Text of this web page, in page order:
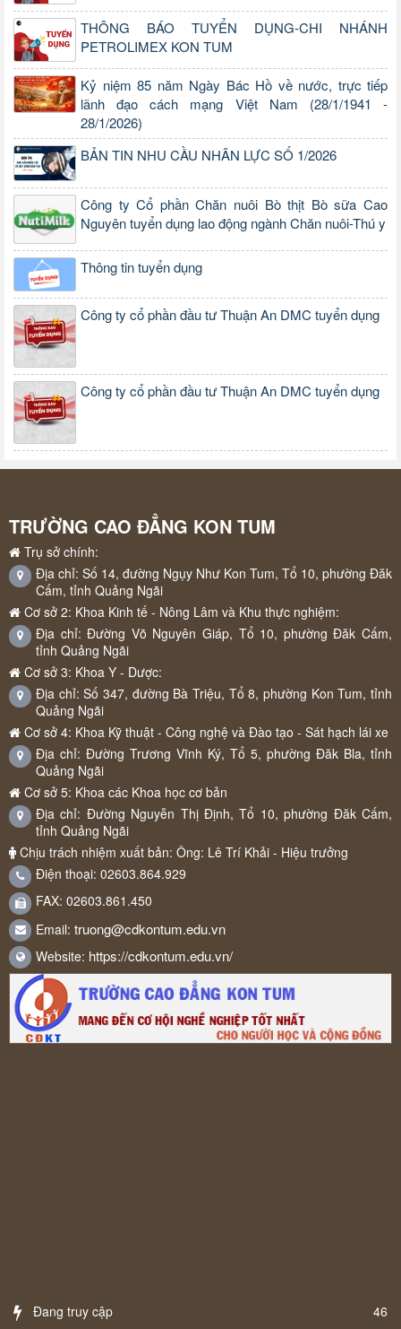
THÔNG BÁO TUYỂN DỤNG-CHI NHÁNH
PETROLIMEX KON TUM
Kỷ niệm 85 năm Ngày Bác Hồ về nước, trực tiếp
lãnh đạo cách mạng Việt Nam (28/1/1941 -
28/1/2026)
BẢN TIN NHU CẦU NHÂN LỰC SỐ 1/2026
Công ty Cổ phần Chăn nuôi Bò thịt Bò sữa Cao
Nguyên tuyển dụng lao động ngành Chăn nuôi-Thú y
Thông tin tuyển dụng
Công ty cổ phần đầu tư Thuận An DMC tuyển dụng
Công ty cổ phần đầu tư Thuận An DMC tuyển dụng
TRƯỜNG CAO ĐẲNG KON TUM
Trụ sở chính:
Địa chỉ: Số 14, đường Ngụy Như Kon Tum, Tổ 10, phường Đăk
Cấm, tỉnh Quảng Ngãi
Cơ sở 2: Khoa Kinh tế - Nông Lâm và Khu thực nghiệm:
Địa chỉ: Đường Võ Nguyên Giáp, Tổ 10, phường Đăk Cấm,
tỉnh Quảng Ngãi
Cơ sở 3: Khoa Y - Dược:
Địa chỉ: Số 347, đường Bà Triệu, Tổ 8, phường Kon Tum, tỉnh
Quảng Ngãi
Cơ sở 4: Khoa Kỹ thuật - Công nghệ và Đào tạo - Sát hạch lái xe
Địa chỉ: Đường Trương Vĩnh Ký, Tổ 5, phường Đăk Bla, tỉnh
Quảng Ngãi
Cơ sở 5: Khoa các Khoa học cơ bản
Địa chỉ: Đường Nguyễn Thị Định, Tổ 10, phường Đăk Cấm,
tỉnh Quảng Ngãi
Chịu trách nhiệm xuất bản: Ông: Lê Trí Khải - Hiệu trưởng
Điện thoại: 02603.864.929
FAX: 02603.861.450
Email: truong@cdkontum.edu.vn
Website: https://cdkontum.edu.vn/
Đang truy cập 46